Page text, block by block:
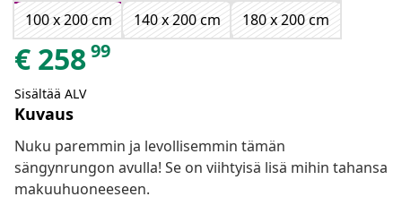
100 x 200 cm
140 x 200 cm 180 x 200 cm
€ 25899
Sisältää ALV
Kuvaus
Nuku paremmin ja levollisemmin tämän
sängynrungon avulla! Se on viihtyisä lisä mihin tahansa
makuuhuoneeseen.